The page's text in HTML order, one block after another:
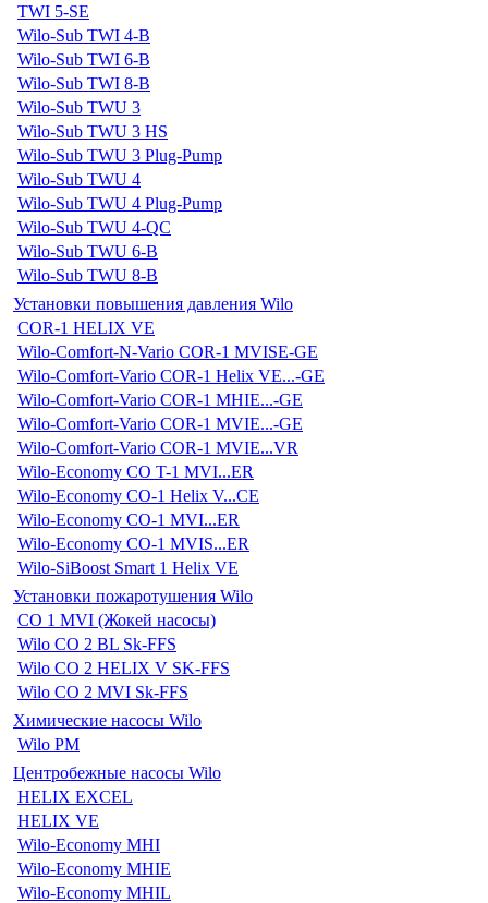
TWI 5-SE
Wilo-Sub TWI 4-B
Wilo-Sub TWI 6-B
Wilo-Sub TWI 8-B
Wilo-Sub TWU 3
Wilo-Sub TWU 3 HS
Wilo-Sub TWU 3 Plug-Pump
Wilo-Sub TWU 4
Wilo-Sub TWU 4 Plug-Pump
Wilo-Sub TWU 4-QC
Wilo-Sub TWU 6-B
Wilo-Sub TWU 8-B
Установки повышения давления Wilo
COR-1 HELIX VE
Wilo-Comfort-N-Vario COR-1 MVISE-GE
Wilo-Comfort-Vario COR-1 Helix VE...-GE
Wilo-Comfort-Vario COR-1 MHIE...-GE
Wilo-Comfort-Vario COR-1 MVIE...-GE
Wilo-Comfort-Vario COR-1 MVIE...VR
Wilo-Economy CO T-1 MVI...ER
Wilo-Economy CO-1 Helix V...CE
Wilo-Economy CO-1 MVI...ER
Wilo-Economy CO-1 MVIS...ER
Wilo-SiBoost Smart 1 Helix VE
Установки пожаротушения Wilo
CO 1 MVI (Жокей насосы)
Wilo CO 2 BL Sk-FFS
Wilo CO 2 HELIX V SK-FFS
Wilo CO 2 MVI Sk-FFS
Химические насосы Wilo
Wilo PM
Центробежные насосы Wilo
HELIX EXCEL
HELIX VE
Wilo-Economy MHI
Wilo-Economy MHIE
Wilo-Economy MHIL